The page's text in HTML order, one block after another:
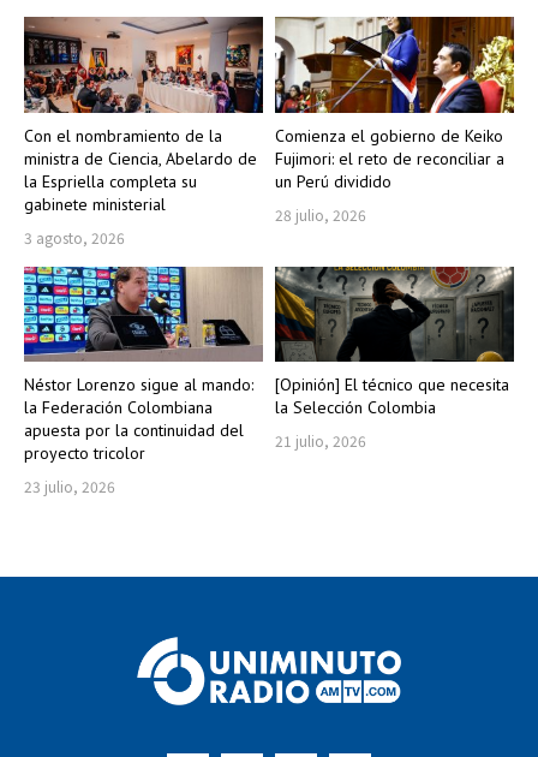
Con el nombramiento de la
ministra de Ciencia, Abelardo de
la Espriella completa su
gabinete ministerial
3 agosto, 2026
Comienza el gobierno de Keiko
Fujimori: el reto de reconciliar a
un Perú dividido
28 julio, 2026
Néstor Lorenzo sigue al mando:
la Federación Colombiana
apuesta por la continuidad del
proyecto tricolor
23 julio, 2026
[Opinión] El técnico que necesita
la Selección Colombia
21 julio, 2026